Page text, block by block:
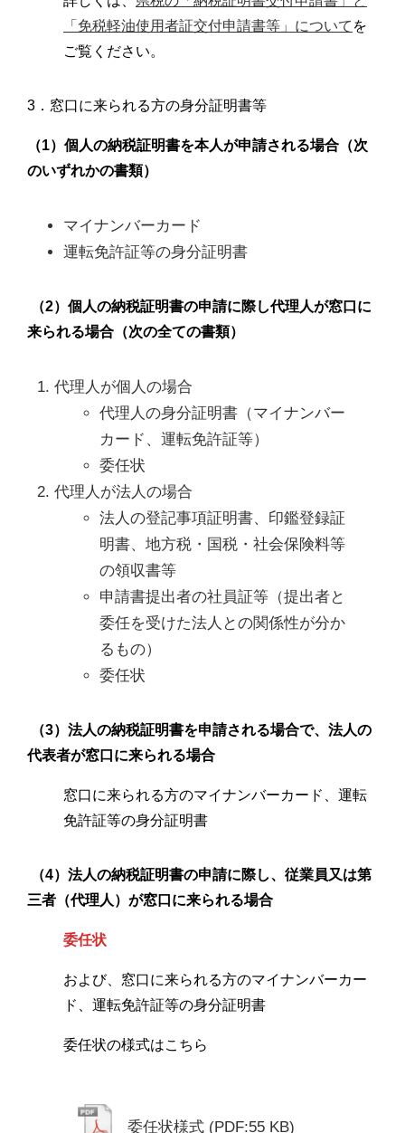
「免税軽油使用者証交付申請書等」について を
ご覧ください。
3．窓口に来られる方の身分証明書等
（1）個人の納税証明書を本人が申請される場合（次
のいずれかの書類）
マイナンバーカード
運転免許証等の身分証明書
（2）個人の納税証明書の申請に際し代理人が窓口に
来られる場合（次の全ての書類）
代理人が個人の場合
代理人の身分証明書（マイナンバー
カード、運転免許証等）
委任状
代理人が法人の場合
法人の登記事項証明書、印鑑登録証
明書、地方税・国税・社会保険料等
の領収書等
申請書提出者の社員証等（提出者と
委任を受けた法人との関係性が分か
るもの）
委任状
（3）法人の納税証明書を申請される場合で、法人の
代表者が窓口に来られる場合
窓口に来られる方のマイナンバーカード、運転
免許証等の身分証明書
（4）法人の納税証明書の申請に際し、従業員又は第
三者（代理人）が窓口に来られる場合
委任状
および、窓口に来られる方のマイナンバーカー
ド、運転免許証等の身分証明書
委任状の様式はこちら
委任状様式 (PDF:55 KB)